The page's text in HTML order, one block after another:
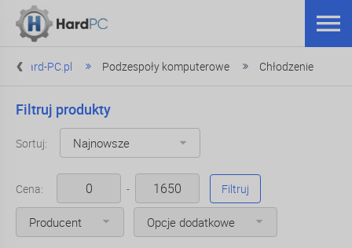
Hard-PC.pl Podzespoły komputerowe Chłodzenie
Filtruj produkty
Sortuj:
Cena: - Filtruj
Producent Opcje dodatkowe